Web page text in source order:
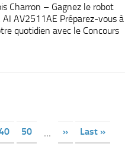
Charron – Gagnez le robot
AV2511AE Préparez-vous à
quotidien avec le Concours
50 ... » Last »